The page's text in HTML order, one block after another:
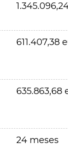
611.407,38
635.863,68
24 meses